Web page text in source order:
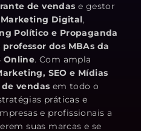
de vendas e gestor
Digital,
Político e Propaganda
professor dos MBAs da
Online. Com ampla
SEO e Mídias
vendas em todo o
práticas e
e profissionais a
suas marcas e se